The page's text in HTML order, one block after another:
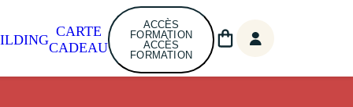
CARTE
CADEAU
ACCÈS
FORMATION
ACCÈS
FORMATION